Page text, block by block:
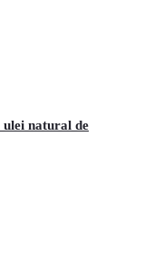
ulei natural de